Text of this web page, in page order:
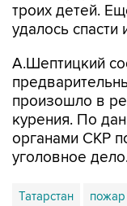
троих детей.
удалось
А.Шептицкий
произошло в
курения. По
органами СКР
уголовное
Татарстан пожар